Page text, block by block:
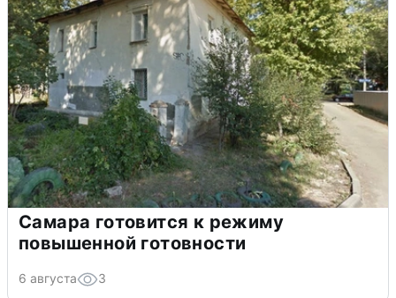
Самара готовится к режиму
повышенной готовности
6 августа 3